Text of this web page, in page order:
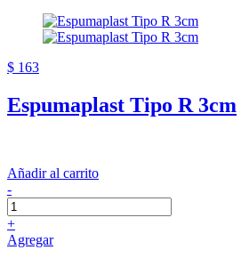
$ 163
Espumaplast Tipo R 3cm
Añadir al carrito
-
+
Agregar